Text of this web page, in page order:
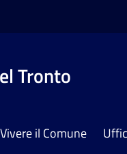
Tronto
Vivere il Comune